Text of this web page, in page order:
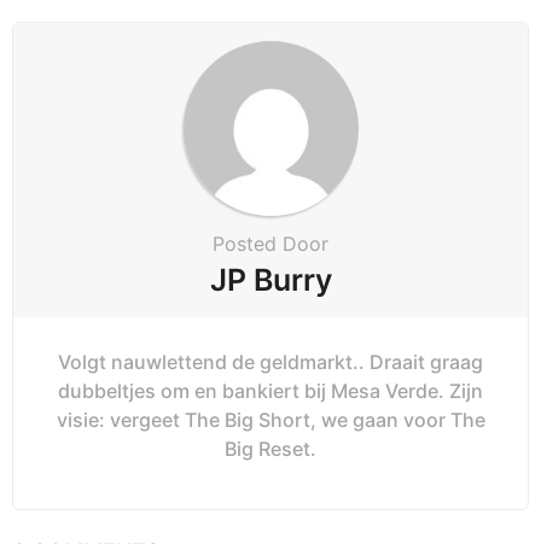
Posted Door
JP Burry
Volgt nauwlettend de geldmarkt.. Draait graag
dubbeltjes om en bankiert bij Mesa Verde. Zijn
visie: vergeet The Big Short, we gaan voor The
Big Reset.